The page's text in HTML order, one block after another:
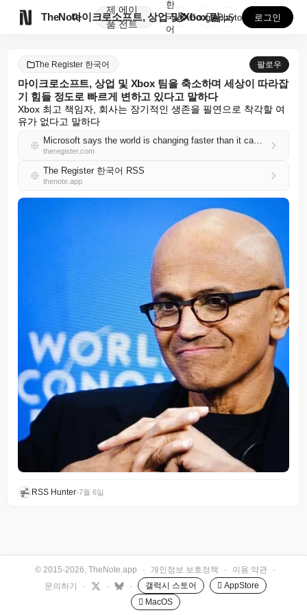
TheNote
제
품
에이
전트
마이크로소프트, 상업 및 Xbox 팀을 축소하며 세상이...
한
국
어
GooglePlay
AppStore 로그인
The Register 한국어 팔로우
마이크로소프트, 상업 및 Xbox 팀을 축소하며 세상이 따라잡
기 힘들 정도로 빠르게 변하고 있다고 말하다
Xbox 최고 책임자, 회사는 장기적인 생존을 필연으로 착각할 여
유가 없다고 말하다
Microsoft says the world is changing faster than it can keep up as it guts commercial, Xbox teams
theregister.com
The Register 한국어 RSS
thenote.app
RSS Hunter•7월 6일
© 2015-2026, TheNote.app · 개인정보 보호정책 · 이용 약관
·
문의하기
· · · 갤럭시 스토어
 AppStore
 MacOS